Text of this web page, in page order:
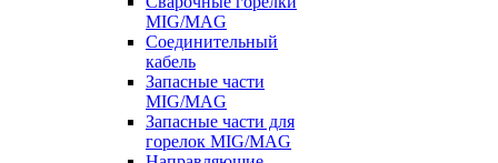
MIG/MAG
Соединительный
кабель
Запасные части
MIG/MAG
Запасные части для
горелок MIG/MAG